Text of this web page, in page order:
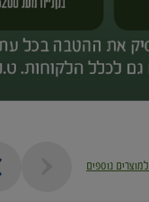
למוצרים נוספים